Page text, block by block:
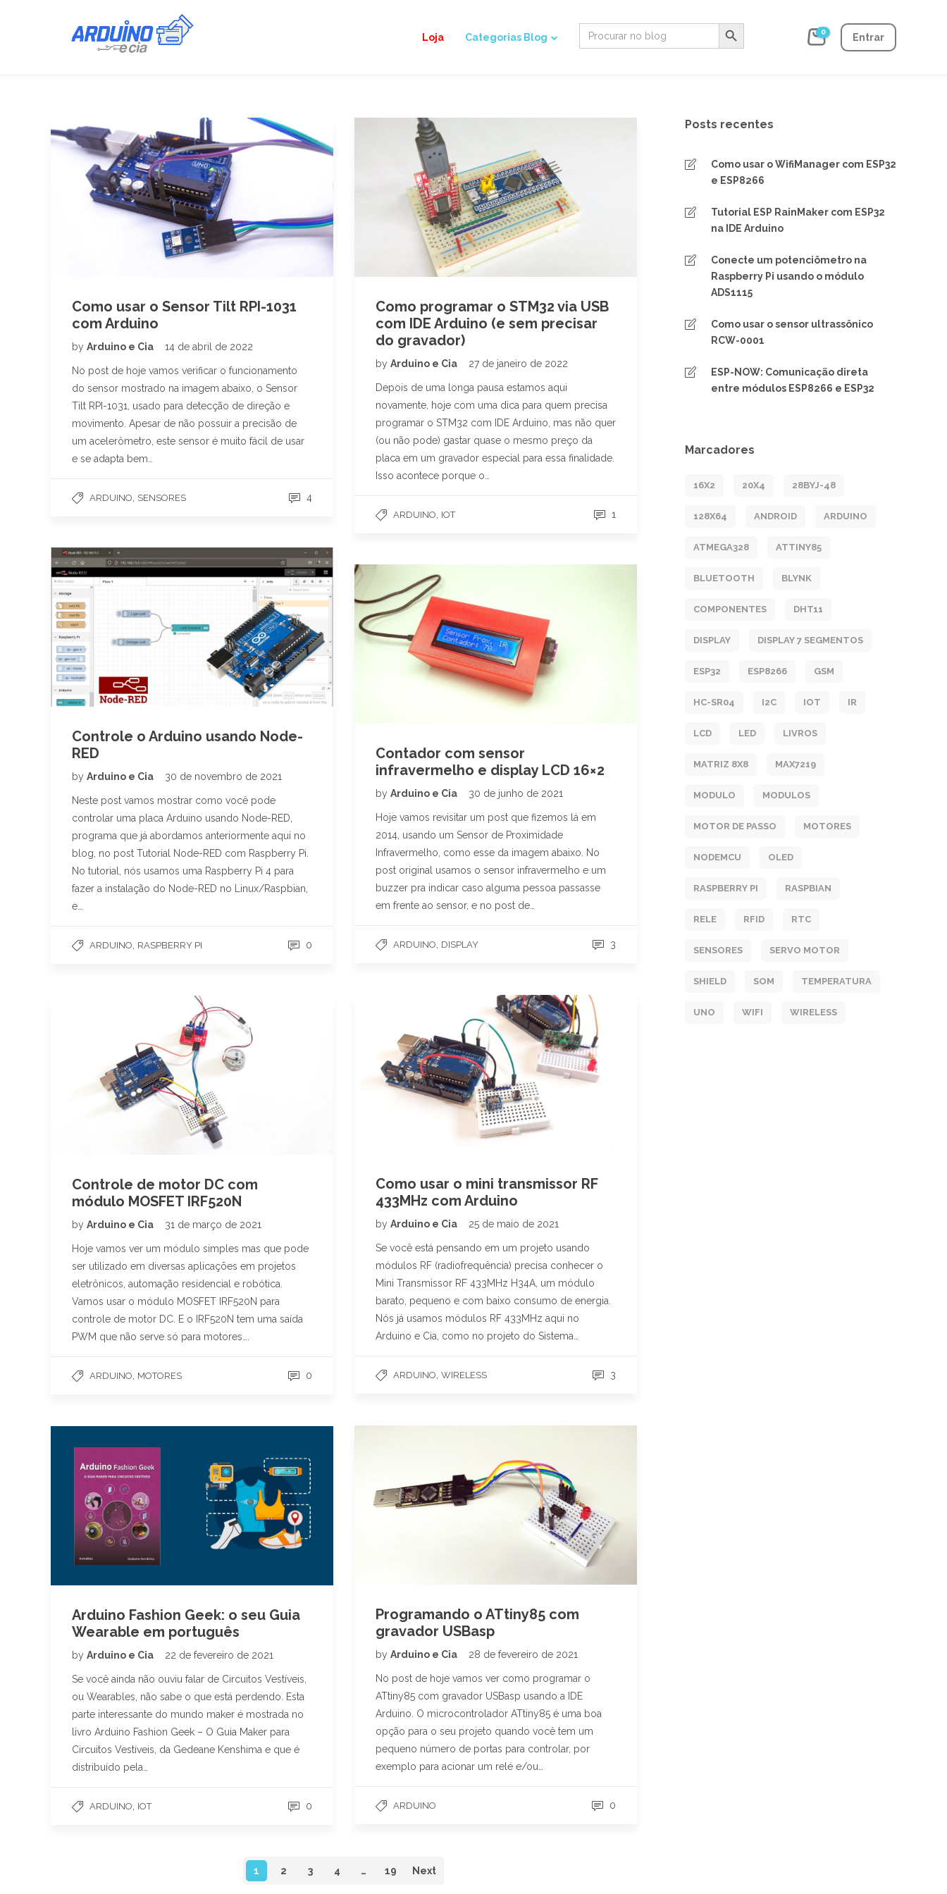
Loja Categorias Blog
Search
for:
Search Button
0 Entrar
Como usar o Sensor Tilt RPI-1031
com Arduino
by Arduino e Cia 14 de abril de 2022
No post de hoje vamos verificar o funcionamento
do sensor mostrado na imagem abaixo, o Sensor
Tilt RPI-1031, usado para detecção de direção e
movimento. Apesar de não possuir a precisão de
um acelerômetro, este sensor é muito fácil de usar
e se adapta bem…
ARDUINO SENSORES 4
Como programar o STM32 via USB
com IDE Arduino (e sem precisar
do gravador)
by Arduino e Cia 27 de janeiro de 2022
Depois de uma longa pausa estamos aqui
novamente, hoje com uma dica para quem precisa
programar o STM32 com IDE Arduino, mas não quer
(ou não pode) gastar quase o mesmo preço da
placa em um gravador especial para essa finalidade.
Isso acontece porque o…
ARDUINO IOT 1
Controle o Arduino usando Node-
RED
by Arduino e Cia 30 de novembro de 2021
Neste post vamos mostrar como você pode
controlar uma placa Arduino usando Node-RED,
programa que já abordamos anteriormente aqui no
blog, no post Tutorial Node-RED com Raspberry Pi.
No tutorial, nós usamos uma Raspberry Pi 4 para
fazer a instalação do Node-RED no Linux/Raspbian,
e…
ARDUINO RASPBERRY PI 0
Contador com sensor
infravermelho e display LCD 16×2
by Arduino e Cia 30 de junho de 2021
Hoje vamos revisitar um post que fizemos lá em
2014, usando um Sensor de Proximidade
Infravermelho, como esse da imagem abaixo. No
post original usamos o sensor infravermelho e um
buzzer pra indicar caso alguma pessoa passasse
em frente ao sensor, e no post de…
ARDUINO DISPLAY 3
Como usar o mini transmissor RF
433MHz com Arduino
by Arduino e Cia 25 de maio de 2021
Se você está pensando em um projeto usando
módulos RF (radiofrequência) precisa conhecer o
Mini Transmissor RF 433MHz H34A, um módulo
barato, pequeno e com baixo consumo de energia.
Nós já usamos módulos RF 433MHz aqui no
Arduino e Cia, como no projeto do Sistema…
ARDUINO WIRELESS 3
Controle de motor DC com
módulo MOSFET IRF520N
by Arduino e Cia 31 de março de 2021
Hoje vamos ver um módulo simples mas que pode
ser utilizado em diversas aplicações em projetos
eletrônicos, automação residencial e robótica.
Vamos usar o módulo MOSFET IRF520N para
controle de motor DC. E o IRF520N tem uma saída
PWM que não serve só para motores….
ARDUINO MOTORES 0
Programando o ATtiny85 com
gravador USBasp
by Arduino e Cia 28 de fevereiro de 2021
No post de hoje vamos ver como programar o
ATtiny85 com gravador USBasp usando a IDE
Arduino. O microcontrolador ATtiny85 é uma boa
opção para o seu projeto quando você tem um
pequeno número de portas para controlar, por
exemplo para acionar um relé e/ou…
ARDUINO 0
Arduino Fashion Geek: o seu Guia
Wearable em português
by Arduino e Cia 22 de fevereiro de 2021
Se você ainda não ouviu falar de Circuitos Vestíveis,
ou Wearables, não sabe o que está perdendo. Esta
parte interessante do mundo maker é mostrada no
livro Arduino Fashion Geek – O Guia Maker para
Circuitos Vestíveis, da Gedeane Kenshima e que é
distribuído pela…
ARDUINO IOT 0
1 2 3 4 … 19 Next
Posts recentes
Como usar o WifiManager com ESP32
e ESP8266
Tutorial ESP RainMaker com ESP32
na IDE Arduino
Conecte um potenciômetro na
Raspberry Pi usando o módulo
ADS1115
Como usar o sensor ultrassônico
RCW-0001
ESP-NOW: Comunicação direta
entre módulos ESP8266 e ESP32
Marcadores
16X2 20X4 28BYJ-48
128X64 ANDROID ARDUINO
ATMEGA328 ATTINY85
BLUETOOTH BLYNK
COMPONENTES DHT11
DISPLAY DISPLAY 7 SEGMENTOS
ESP32 ESP8266 GSM
HC-SR04 I2C IOT IR
LCD LED LIVROS
MATRIZ 8X8 MAX7219
MODULO MODULOS
MOTOR DE PASSO MOTORES
NODEMCU OLED
RASPBERRY PI RASPBIAN
RELE RFID RTC
SENSORES SERVO MOTOR
SHIELD SOM TEMPERATURA
UNO WIFI WIRELESS